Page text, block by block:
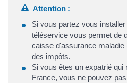
Attention :
Si vous partez vous
téléservice vous permet de
caisse d'assurance maladie
des impôts.
Si vous êtes un expatrié qui
France, vous ne pouvez